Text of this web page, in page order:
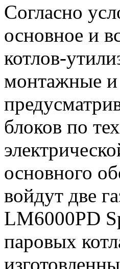
Согласно
основное и
котлов-
монтажные
блоков по
основного
войдут две
LM6000PD
паровых